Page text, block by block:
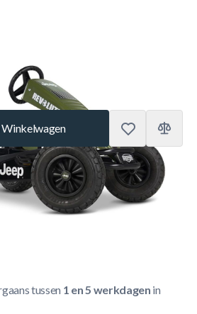
Winkelwagen
Revolution BFRMeer Lezen
tussen 1 en 5 werkdagen in